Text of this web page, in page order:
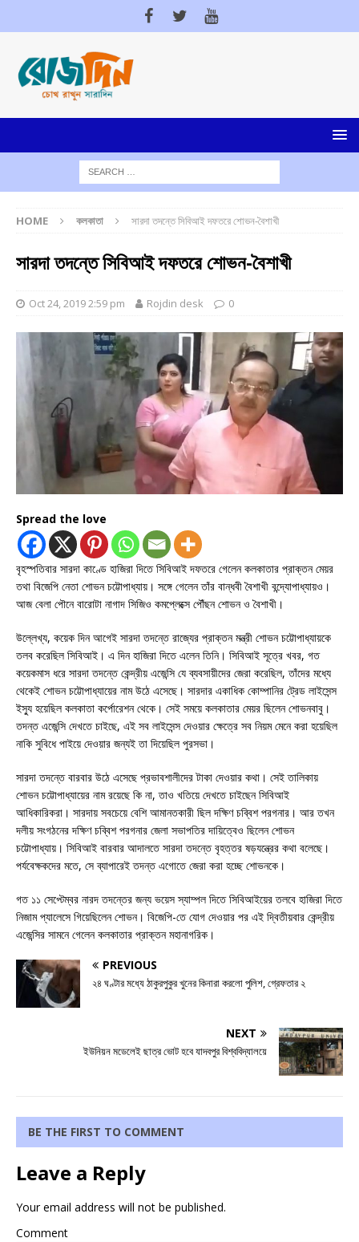
HOME কলকাতা সারদা তদন্তে সিবিআই দফতরে শোভন-বৈশাখী
সারদা তদন্তে সিবিআই দফতরে শোভন-বৈশাখী
Oct 24, 2019 2:59 pm Rojdin desk 0
Spread the love
বৃহস্পতিবার সারদা কাণ্ডে হাজিরা দিতে সিবিআই দফতরে গেলেন কলকাতার প্রাক্তন মেয়র
তথা বিজেপি নেতা শোভন চট্টোপাধ্যায়। সঙ্গে গেলেন তাঁর বান্ধবী বৈশাখী বন্দ্যোপাধ্যায়ও।
আজ বেলা পৌনে বারোটা নাগাদ সিজিও কমপ্লেক্সে পৌঁছন শোভন ও বৈশাখী।
উল্লেখ্য, কয়েক দিন আগেই সারদা তদন্তে রাজ্যের প্রাক্তন মন্ত্রী শোভন চট্টোপাধ্যায়কে
তলব করেছিল সিবিআই। এ দিন হাজিরা দিতে এলেন তিনি। সিবিআই সূত্রে খবর, গত
কয়েকমাস ধরে সারদা তদন্তে কেন্দ্রীয় এজেন্সি যে ব্যবসায়ীদের জেরা করেছিল, তাঁদের মধ্যে
থেকেই শোভন চট্টোপাধ্যায়ের নাম উঠে এসেছে। সারদার একাধিক কোম্পানির ট্রেড লাইসেন্স
ইস্যু হয়েছিল কলকাতা কর্পোরেশন থেকে। সেই সময়ে কলকাতার মেয়র ছিলেন শোভনবাবু।
তদন্ত এজেন্সি দেখতে চাইছে, এই সব লাইসেন্স দেওয়ার ক্ষেত্রে সব নিয়ম মেনে করা হয়েছিল
নাকি সুবিধে পাইয়ে দেওয়ার জন্যই তা দিয়েছিল পুরসভা।
সারদা তদন্তে বারবার উঠে এসেছে প্রভাবশালীদের টাকা দেওয়ার কথা। সেই তালিকায়
শোভন চট্টোপাধ্যায়ের নাম রয়েছে কি না, তাও খতিয়ে দেখতে চাইছেন সিবিআই
আধিকারিকরা। সারদায় সবচেয়ে বেশি আমানতকারী ছিল দক্ষিণ চব্বিশ পরগনার। আর তখন
দলীয় সংগঠনের দক্ষিণ চব্বিশ পরগনার জেলা সভাপতির দায়িত্বেও ছিলেন শোভন
চট্টোপাধ্যায়। সিবিআই বারবার আদালতে সারদা তদন্তে বৃহত্তর ষড়যন্ত্রের কথা বলেছে।
পর্যবেক্ষকদের মতে, সে ব্যাপারেই তদন্ত এগোতে জেরা করা হচ্ছে শোভনকে।
গত ১১ সেপ্টেম্বর নারদ তদন্তের জন্য ভয়েস স্যাম্পল দিতে সিবিআইয়ের তলবে হাজিরা দিতে
নিজাম প্যালেসে গিয়েছিলেন শোভন। বিজেপি-তে যোগ দেওয়ার পর এই দ্বিতীয়বার কেন্দ্রীয়
এজেন্সির সামনে গেলেন কলকাতার প্রাক্তন মহানাগরিক।
PREVIOUS
২৪ ঘণ্টার মধ্যে ঠাকুরপুকুর খুনের কিনারা করলো পুলিশ, গ্রেফতার ২
NEXT
ইউনিয়ন মডেলেই ছাত্র ভোট হবে যাদবপুর বিশ্ববিদ্যালয়ে
BE THE FIRST TO COMMENT
Leave a Reply
Your email address will not be published.
Comment